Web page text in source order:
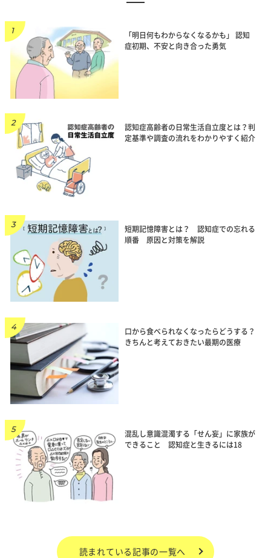
「明日何もわからなくなるかも」 認知
症初期、不安と向き合った勇気
認知症高齢者の日常生活自立度とは？判
定基準や調査の流れをわかりやすく紹介
短期記憶障害とは？ 認知症での忘れる
順番 原因と対策を解説
口から食べられなくなったらどうする？
きちんと考えておきたい最期の医療
混乱し意識混濁する「せん妄」に家族が
できること 認知症と生きるには18
読まれている記事の一覧へ